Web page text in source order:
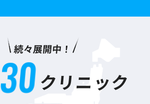
続々展開中！
30クリニック